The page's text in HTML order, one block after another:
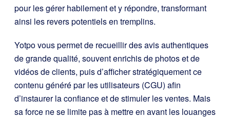
pour les gérer habilement et y répondre, transformant
ainsi les revers potentiels en tremplins.
Yotpo vous permet de recueillir des avis authentiques
de grande qualité, souvent enrichis de photos et de
vidéos de clients, puis d’afficher stratégiquement ce
contenu généré par les utilisateurs (CGU) afin
d’instaurer la confiance et de stimuler les ventes. Mais
sa force ne se limite pas à mettre en avant les louanges